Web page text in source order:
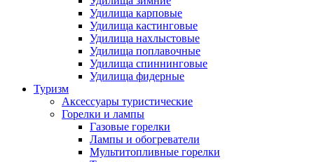
Удилища карповые
Удилища кастинговые
Удилища нахлыстовые
Удилища поплавочные
Удилища спиннинговые
Удилища фидерные
Туризм
Аксессуары туристические
Горелки и лампы
Газовые горелки
Лампы и обогреватели
Мультитопливные горелки